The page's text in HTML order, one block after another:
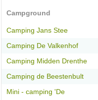
Campground
Camping Jans Stee
Camping De Valkenhof
Camping Midden Drenthe
Camping de Beestenbult
Mini - camping 'De